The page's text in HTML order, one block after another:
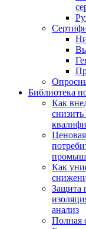
Библиотека
Как
Как
Защита
анализ
Полная